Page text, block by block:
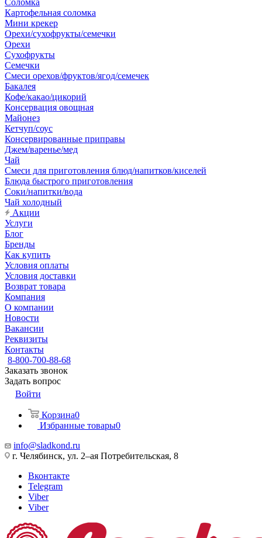
Соломка
Картофельная соломка
Мини крекер
Орехи/сухофрукты/семечки
Орехи
Сухофрукты
Семечки
Смеси орехов/фруктов/ягод/семечек
Бакалея
Кофе/какао/цикорий
Консервация овощная
Майонез
Кетчуп/соус
Консервированные приправы
Джем/варенье/мед
Чай
Смеси для приготовления блюд/напитков/киселей
Блюда быстрого приготовления
Соки/напитки/вода
Чай холодный
Акции
Услуги
Блог
Бренды
Как купить
Условия оплаты
Условия доставки
Возврат товара
Компания
О компании
Новости
Вакансии
Реквизиты
Контакты
8-800-700-88-68
Заказать звонок
Задать вопрос
Войти
Корзина0
Избранные товары0
info@sladkond.ru
г. Челябинск, ул. 2–ая Потребительская, 8
Вконтакте
Telegram
Viber
Viber